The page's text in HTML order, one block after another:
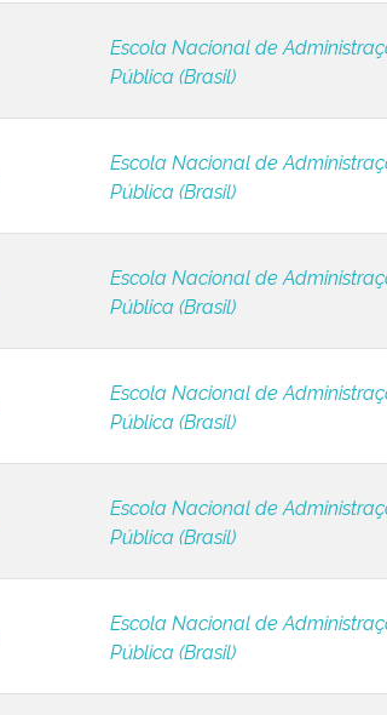
Escola Nacional de
Pública (Brasil)
Escola Nacional de
Pública (Brasil)
Escola Nacional de
Pública (Brasil)
Escola Nacional de
Pública (Brasil)
Escola Nacional de
Pública (Brasil)
Escola Nacional de
Pública (Brasil)